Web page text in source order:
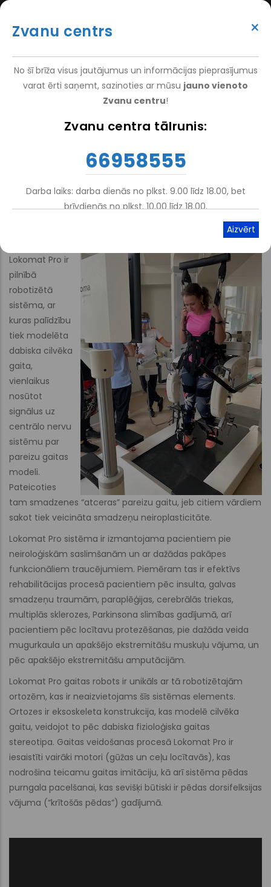
Pārlekt
galveno
MENU
VAKANCES
DARBINIEKIEM
Atpakaļceļš
Ambulatorā Klīnika Jūrmalā-Robottehnoloģijas
Gaitas robots LokomatPro ar
sistēmu FreeD un bērnu ortozēm
Lokomat Pro ir
pilnībā
robotizētā
sistēma, ar
kuras palīdzību
tiek modelēta
dabiska cilvēka
gaita,
vienlaikus
nosūtot
signālus uz
centrālo nervu
sistēmu par
pareizu gaitas
modeli.
Pateicoties
tam smadzenes “atceras” pareizu gaitu, jeb citiem vārdiem
sakot tiek veicināta smadzeņu neiroplasticitāte.
Lokomat Pro sistēma ir izmantojama pacientiem pie
neiroloģiskām saslimšanām un ar dažādas pakāpes
funkcionāliem traucējumiem. Piemēram tas ir efektīvs
rehabilitācijas procesā pacientiem pēc insulta, galvas
smadzeņu traumām, paraplēģijas, cerebrālās triekas,
multiplās sklerozes, Parkinsona slimības gadījumā, arī
pacientiem pēc locītavu protezēšanas, pie dažāda veida
mugurkaula un apakšējo ekstremitāšu muskuļu vājuma, un
pēc apakšējo ekstremitāšu amputācijām.
Lokomat Pro gaitas robots ir unikāls ar tā robotizētajām
ortozēm, kas ir neaizvietojams šīs sistēmas elements.
Ortozes ir eksoskeleta konstrukcija, kas modelē cilvēka
gaitu, veidojot to pēc dabiska fizioloģiska gaitas
stereotipa. Gaitas veidošanas procesā Lokomat Pro ir
iesaistīti vairāki motori (gūžas un ceļu locītavās), kas
nodrošina teicamu gaitas imitāciju, kā arī sistēma pēdas
purngala pacelšanai, kas sevišķi būtiski ir pēdas dorsifelksijas
vājuma (“krītošās pēdas”) gadījumā.
×
Zvanu centrs
No šī brīža visus jautājumus un informācijas pieprasījumus
varat ērti saņemt, sazinoties ar mūsu jauno vienoto
Zvanu centru!
Zvanu centra tālrunis:
66958555
Darba laiks: darba dienās no plkst. 9.00 līdz 18.00, bet
brīvdienās no plkst. 10.00 līdz 18.00.